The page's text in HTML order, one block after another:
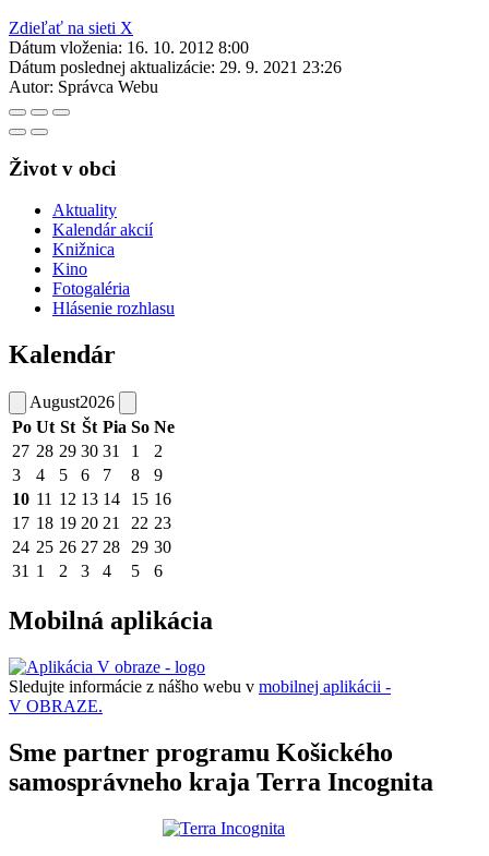
Zdieľať na sieti X
Dátum vloženia: 16. 10. 2012 8:00
Dátum poslednej aktualizácie: 29. 9. 2021 23:26
Autor: Správca Webu
Život v obci
Aktuality
Kalendár akcií
Knižnica
Kino
Fotogaléria
Hlásenie rozhlasu
Kalendár
August2026
Po Ut St Št Pia So Ne
27 28 29 30 31 1
2
3
4 5 6 7 8
9
10 11 12 13 14 15 16
17 18 19 20 21 22 23
24 25 26 27 28 29 30
31 1 2 3 4 5 6
Mobilná aplikácia
Sledujte informácie z nášho webu v mobilnej aplikácii -
V OBRAZE.
Sme partner programu Košického
samosprávneho kraja Terra Incognita